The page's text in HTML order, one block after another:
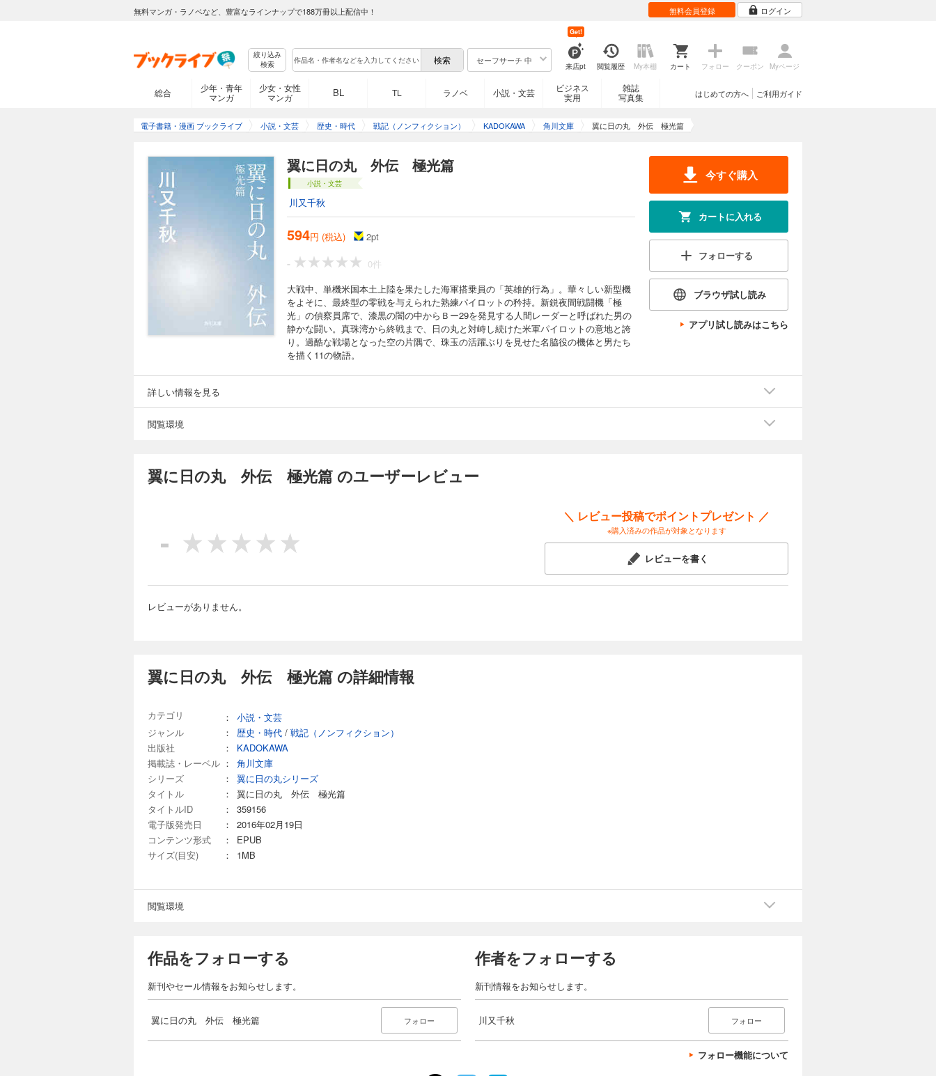
無料マンガ・ラノベなど、豊富なラインナップで188万冊以上配信中！ 無料会員登録 ログイン
絞り込み
検索
セーフサーチ 中
来店pt
Get!
閲覧履歴 My本棚 カート フォロー クーポン Myページ
総合
少年・青年
マンガ
少女・女性
マンガ
BL TL ラノベ 小説・文芸
ビジネス
実用
雑誌
写真集
ご利用ガイド
はじめての方へ
電子書籍・漫画 ブックライブ 小説・文芸 歴史・時代 戦記（ノンフィクション） KADOKAWA 角川文庫 翼に日の丸 外伝 極光篇
翼に日の丸 外伝 極光篇
小説・文芸
川又千秋
594円 (税込) 2pt
-
0件
大戦中、単機米国本土上陸を果たした海軍搭乗員の「英雄的行為」。華々しい新型機
をよそに、最終型の零戦を与えられた熟練パイロットの矜持。新鋭夜間戦闘機「極
光」の偵察員席で、漆黒の闇の中からＢー29を発見する人間レーダーと呼ばれた男の
静かな闘い。真珠湾から終戦まで、日の丸と対峙し続けた米軍パイロットの意地と誇
り。過酷な戦場となった空の片隅で、珠玉の活躍ぶりを見せた名脇役の機体と男たち
を描く11の物語。
今すぐ購入
カートに入れる
フォローする
ブラウザ試し読み
アプリ試し読みはこちら
詳しい情報を見る
閲覧環境
翼に日の丸 外伝 極光篇 のユーザーレビュー
-
＼ レビュー投稿でポイントプレゼント ／
※購入済みの作品が対象となります
レビューを書く
レビューがありません。
翼に日の丸 外伝 極光篇 の詳細情報
カテゴリ ：
小説・文芸
ジャンル
： 歴史・時代 / 戦記（ノンフィクション）
出版社
：
KADOKAWA
掲載誌・レーベル ：
角川文庫
シリーズ
：
翼に日の丸シリーズ
タイトル
：
翼に日の丸 外伝 極光篇
タイトルID
：
359156
電子版発売日
：
2016年02月19日
コンテンツ形式
：
EPUB
サイズ(目安)
： 1MB
閲覧環境
作品をフォローする
新刊やセール情報をお知らせします。
翼に日の丸 外伝 極光篇 フォロー
作者をフォローする
新刊情報をお知らせします。
川又千秋 フォロー
フォロー機能について